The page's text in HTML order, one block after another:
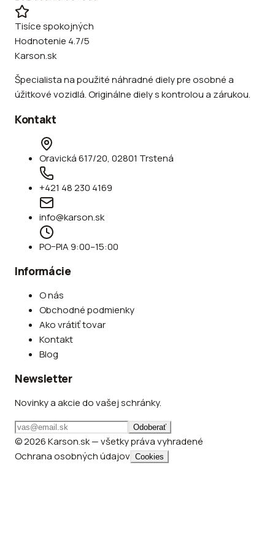
Tisíce spokojných
Hodnotenie 4.7/5
Karson.sk
Špecialista na použité náhradné diely pre osobné a
úžitkové vozidlá. Originálne diely s kontrolou a zárukou.
Kontakt
Oravická 617/20, 02801 Trstená
+421 48 230 4169
info@karson.sk
PO–PIA 9:00–15:00
Informácie
O nás
Obchodné podmienky
Ako vrátiť tovar
Kontakt
Blog
Newsletter
Novinky a akcie do vašej schránky.
Odoberať
© 2026 Karson.sk — všetky práva vyhradené
Ochrana osobných údajov Cookies